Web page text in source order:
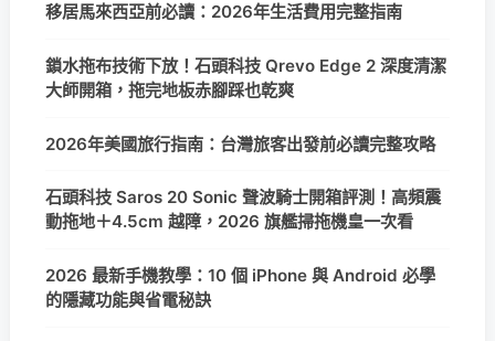
移居馬來西亞前必讀：2026年生活費用完整指南
鎖水拖布技術下放！石頭科技 Qrevo Edge 2 深度清潔
大師開箱，拖完地板赤腳踩也乾爽
2026年美國旅行指南：台灣旅客出發前必讀完整攻略
石頭科技 Saros 20 Sonic 聲波騎士開箱評測！高頻震
動拖地＋4.5cm 越障，2026 旗艦掃拖機皇一次看
2026 最新手機教學：10 個 iPhone 與 Android 必學
的隱藏功能與省電秘訣